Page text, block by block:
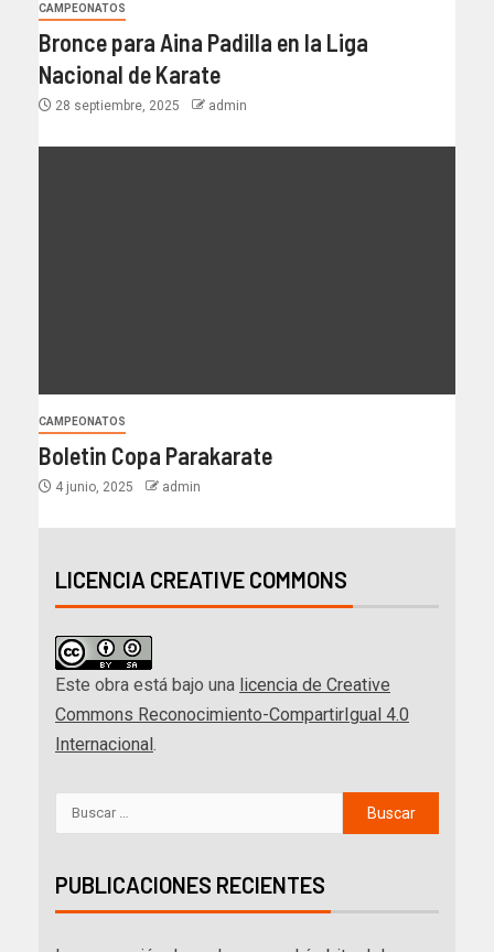
CAMPEONATOS
Bronce para Aina Padilla en la Liga
Nacional de Karate
28 septiembre, 2025 admin
CAMPEONATOS
Boletin Copa Parakarate
4 junio, 2025 admin
LICENCIA CREATIVE COMMONS
Este obra está bajo una licencia de Creative
Commons Reconocimiento-CompartirIgual 4.0
Internacional
PUBLICACIONES RECIENTES